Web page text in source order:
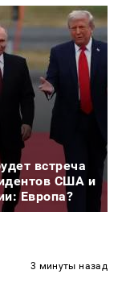
встреча
США и
Европа?
3 минуты назад